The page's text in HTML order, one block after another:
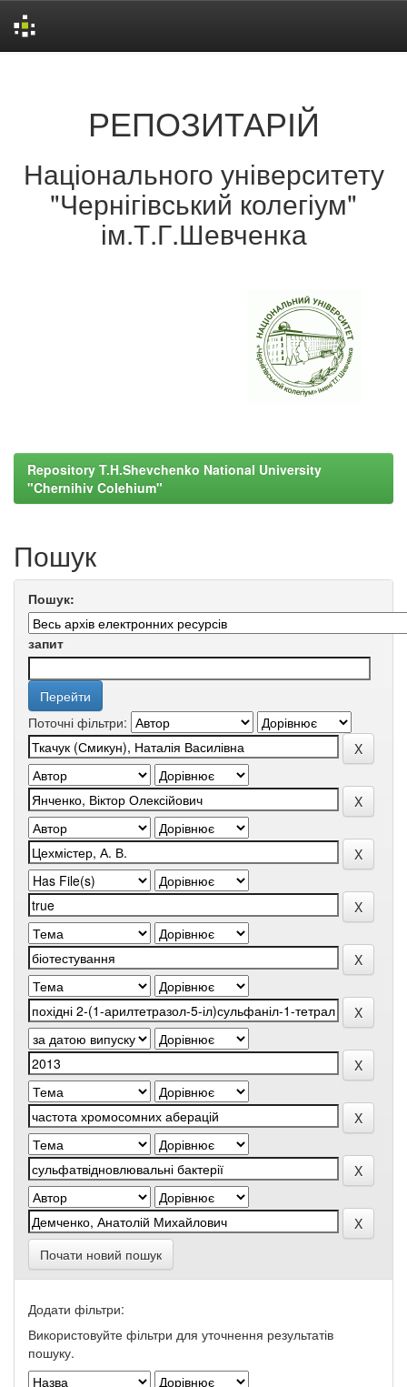
РЕПОЗИТАРІЙ
Національного університету
"Чернігівський колегіум"
ім.Т.Г.Шевченка
Repository T.H.Shevchenko National University
"Chernihiv Colehium"
Пошук
Пошук:
запит
Поточні фільтри:
Почати новий пошук
Додати фільтри:
Використовуйте фільтри для уточнення результатів
пошуку.